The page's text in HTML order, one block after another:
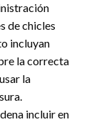
de chicles
incluyan
la correcta
la
incluir en